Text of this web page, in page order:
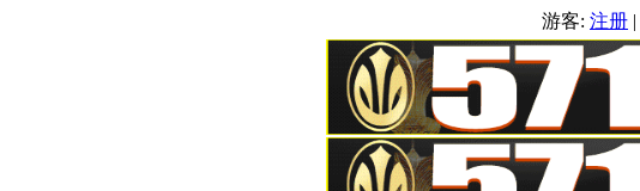
游客: 注册 |